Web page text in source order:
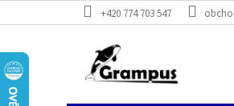
na
+420 774 703 547